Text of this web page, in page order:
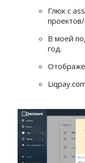
Глюк с
В моей
год.